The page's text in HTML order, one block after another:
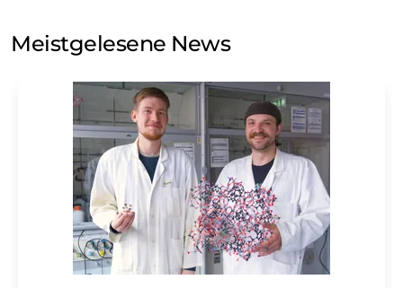
Meinungsforschung per E-Mail kontaktieren. Ihre
Einwilligung können Sie jederzeit ohne Angabe von
Str. 2, 12489 Berlin oder per E-Mail unter
widerruf@lumitos.commit Wirkung für die Zukunft
widerrufen. Zudem ist in jeder E-Mail ein Link zur
Abbestellung des entsprechenden Newsletters
enthalten.
Meistgelesene News